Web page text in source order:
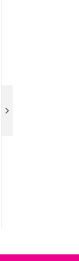
